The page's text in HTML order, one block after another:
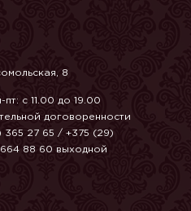
8
пт: с 11.00 до 19.00
договоренности
365 27 65 / +375 (29)
88 60 выходной